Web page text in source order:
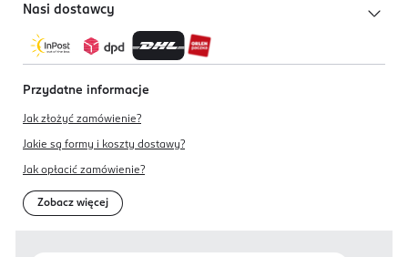
Nasi dostawcy
Przydatne informacje
Jak złożyć zamówienie?
Jakie są formy i koszty dostawy?
Jak opłacić zamówienie?
Zobacz więcej